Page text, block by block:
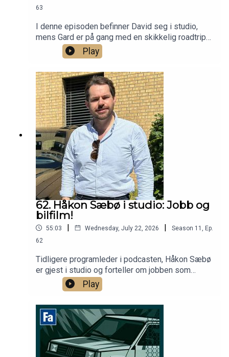
63
I denne episoden befinner David seg i studio,
mens Gard er på gang med en skikkelig roadtrip
gjennom Europa og blir med på tråden fra Belgia.
Det snakkes gammel Alfa Romeo på tur,
det hele. Liker du biltur, kan du ikke gå glipp av
dette! Til slutt sneies det innom en Ferrari V12
med manuell som ikke er manuell.
Play
62. Håkon Sæbø i studio: Jobb og
bilfilm!
55:03 | Wednesday, July 22, 2026 | Season 11 , Ep.
62
Tidligere programleder i podcasten, Håkon Sæbø
er gjest i studio og forteller om jobben som
kommunikasjonssjef i Audi Norge. I tillegg
snakkes det Cars & Coffee, før Håkon og David
diskuterer hvor en kul biljakt i film bør finne sted,
og hvilke biler som må være med.
Play